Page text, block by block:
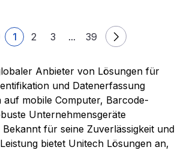
1 2 3 ... 39
Anbieter von Lösungen für
und Datenerfassung
auf mobile Computer, Barcode-
Unternehmensgeräte
Bekannt für seine Zuverlässigkeit und
bietet Unitech Lösungen an,